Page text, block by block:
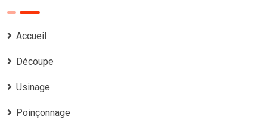
Accueil
Découpe
Usinage
Poinçonnage